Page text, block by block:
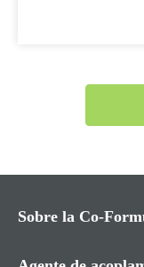
Sobre la Co-